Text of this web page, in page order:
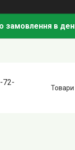
замовлення в
72-
Товари